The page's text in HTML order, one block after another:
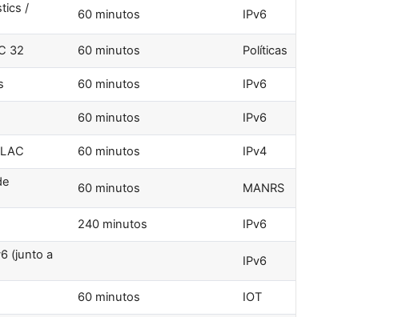
/
60 minutos IPv6
32 60 minutos Políticas
60 minutos IPv6
60 minutos IPv6
60 minutos IPv4
60 minutos MANRS
240 minutos IPv6
(junto a
IPv6
60 minutos IOT